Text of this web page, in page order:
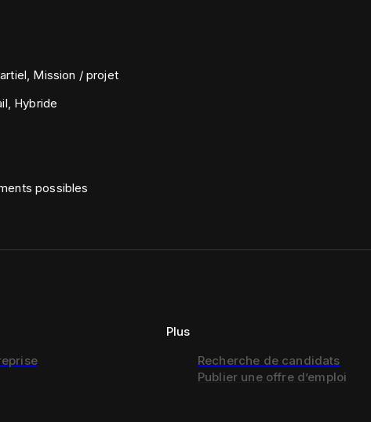
Mission / projet
Hybride
possibles
Plus
Recherche de candidats
Publier une offre d’emploi